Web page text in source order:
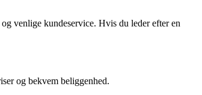
venlige kundeservice. Hvis du leder efter en
og bekvem beliggenhed.